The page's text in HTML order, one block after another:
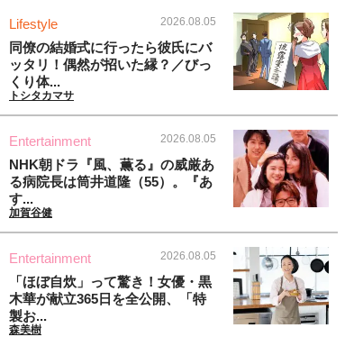
Lifestyle 2026.08.05
同僚の結婚式に行ったら彼氏にバ
ッタリ！偶然が招いた縁？／びっ
くり体...
トシタカマサ
Entertainment 2026.08.05
NHK朝ドラ『風、薫る』の威厳あ
る病院長は筒井道隆（55）。『あ
す...
加賀谷健
Entertainment 2026.08.05
「ほぼ自炊」って驚き！女優・黒
木華が献立365日を全公開、「特
製お...
森美樹